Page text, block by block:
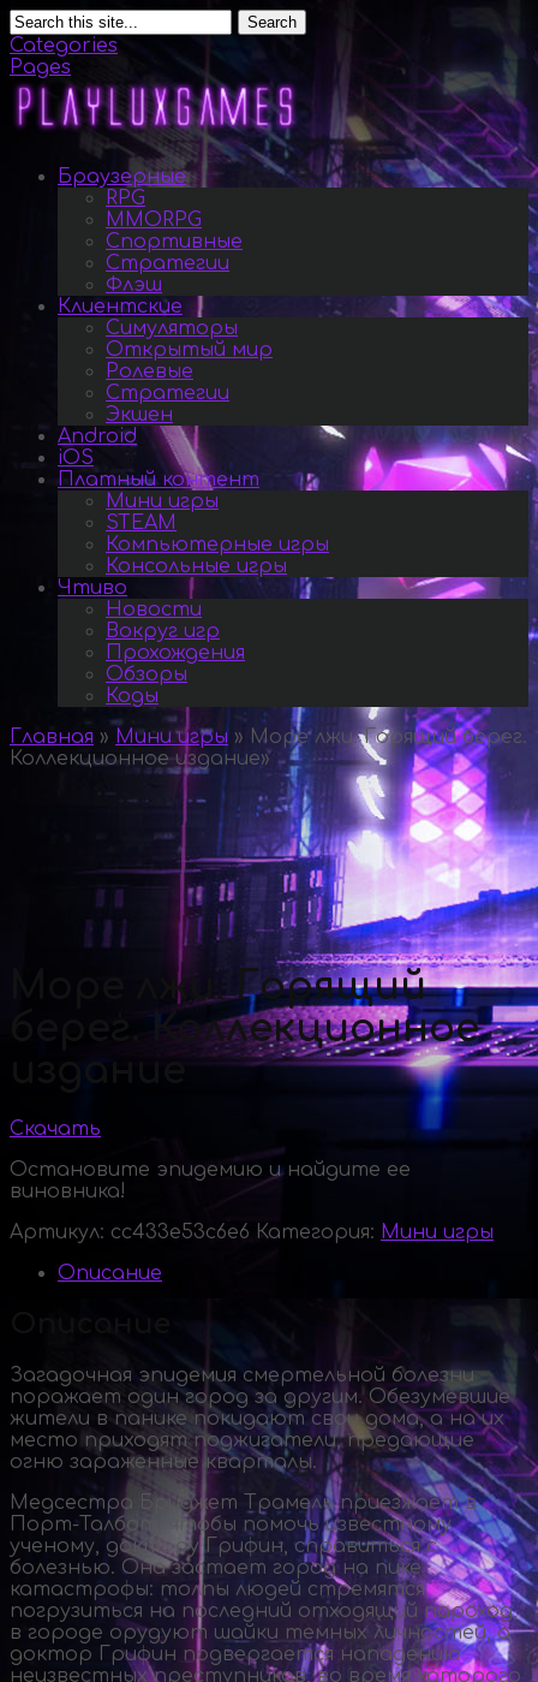
Search
Categories
Pages
Браузерные
RPG
MMORPG
Спортивные
Стратегии
Флэш
Клиентские
Симуляторы
Открытый мир
Ролевые
Стратегии
Экшен
Android
iOS
Платный контент
Мини игры
STEAM
Компьютерные игры
Консольные игры
Чтиво
Новости
Вокруг игр
Прохождения
Обзоры
Коды
Главная » Мини игры » Море лжи. Горящий берег.
Коллекционное издание»
Море лжи. Горящий
берег. Коллекционное
Скачать
Остановите эпидемию и найдите ее
виновника!
Артикул: cc433e53c6e6 Категория: Мини игры
Описание
Загадочная эпидемия смертельной болезни
поражает один город за другим. Обезумевшие
жители в панике покидают свои дома, а на их
место приходят поджигатели, предающие
огню зараженные кварталы.
Медсестра Бриджет Трамель приезжает в
Порт-Талбот
, чтобы помочь известному
ученому, доктору Грифин, справиться с
болезнью. Она застает город на пике
катастрофы: толпы людей стремятся
погрузиться на последний отходящий пароход,
в городе орудуют шайки темных личностей, а
доктор Грифин подвергается нападению
неизвестных преступников, во время которого